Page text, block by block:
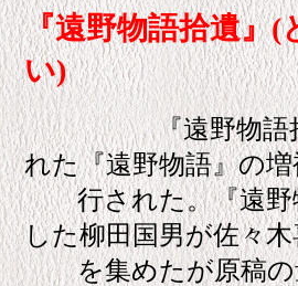
『遠野物語拾遺』
い)
『遠野物語拾
れた『遠野物語』の
行された。『遠野
した柳田国男が佐々
を集めたが原稿の